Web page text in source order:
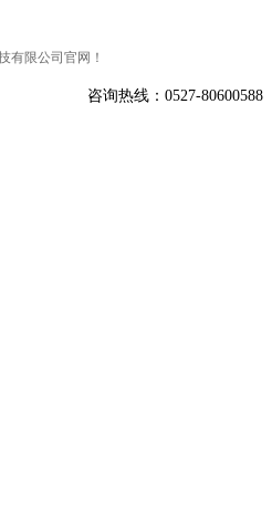
有限公司官网！
咨询热线：0527-80600588